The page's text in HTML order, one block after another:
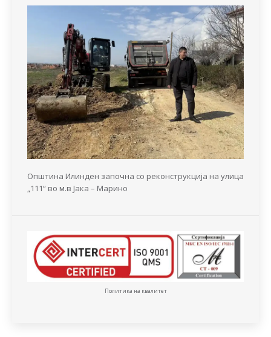
Општина Илинден започна со реконструкција на улица
„111“ во м.в Јака – Марино
Политика на квалитет